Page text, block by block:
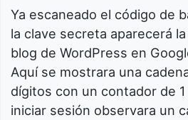
Ya escaneado el código de
la clave secreta aparecerá
blog de WordPress en
Aquí se mostrara una
dígitos con un contador de 1
iniciar sesión observara un